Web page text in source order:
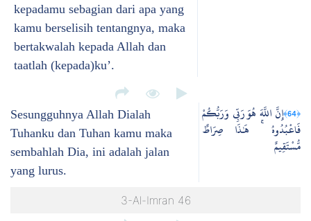
kepadamu sebagian dari apa yang
kamu berselisih tentangnya, maka
bertakwalah kepada Allah dan
taatlah (kepada)ku’.
Sesungguhnya Allah Dialah
Tuhanku dan Tuhan kamu maka
sembahlah Dia, ini adalah jalan
yang lurus.
﴿64﴾
إِنَّ اللَّهَ هُوَ رَبِّي وَرَبُّكُمْ
فَاعْبُدُوهُ ۚ هَٰذَا صِرَاطٌ
مُّسْتَقِيمٌ
3-Al-Imran 46